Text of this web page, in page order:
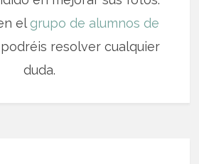
el grupo de alumnos de
resolver cualquier
duda.